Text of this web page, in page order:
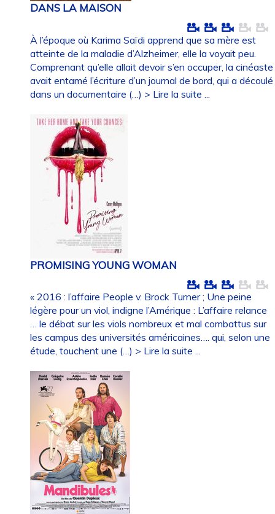
DANS LA MAISON
À l’époque où Karima Saïdi apprend que sa mère est
atteinte de la maladie d’Alzheimer, elle la voyait peu.
Comprenant qu’elle allait devoir s’en occuper, la cinéaste
avait entamé l’écriture d’un journal de bord, qui a découlé
dans un documentaire (…) > Lire la suite ...
PROMISING YOUNG WOMAN
« 2016 : l’affaire People v. Brock Turner ; Une peine
légère pour un viol, indigne l’Amérique : L’affaire relance
… le débat sur les viols nombreux et mal combattus sur
les campus des universités américaines…. qui, selon une
étude, touchent une (…) > Lire la suite ...